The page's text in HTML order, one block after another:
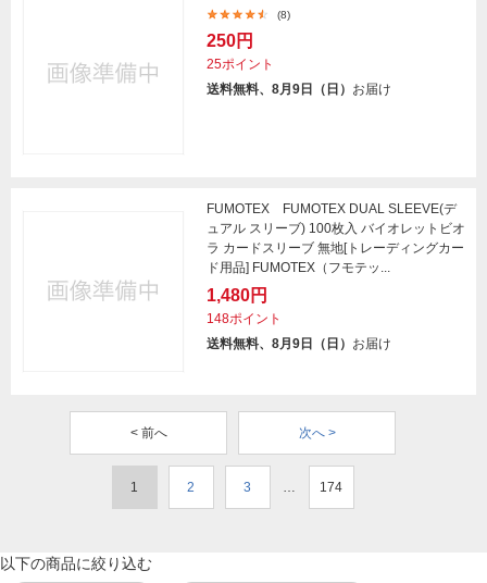
(8)
250円
25ポイント
送料無料、8月9日（日） お届け
FUMOTEX FUMOTEX DUAL SLEEVE(デ
ュアル スリーブ) 100枚入 バイオレットビオ
ラ カードスリーブ 無地[トレーディングカー
ド用品] FUMOTEX（フモテッ...
1,480円
148ポイント
送料無料、8月9日（日） お届け
< 前へ 次へ >
1 2 3 174
以下の商品に絞り込む